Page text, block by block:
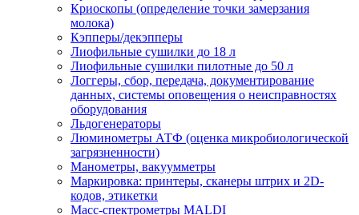
Криоскопы (определение точки замерзания
молока)
Кэпперы/декэпперы
Лиофильные сушилки до 18 л
Лиофильные сушилки пилотные до 50 л
Логгеры, сбор, передача, документирование
данных, системы оповещения о неисправностях
оборудования
Льдогенераторы
Люминометры АТФ (оценка микробиологической
загрязненности)
Манометры, вакуумметры
Маркировка: принтеры, сканеры штрих и 2D-
кодов, этикетки
Масс-спектрометры MALDI